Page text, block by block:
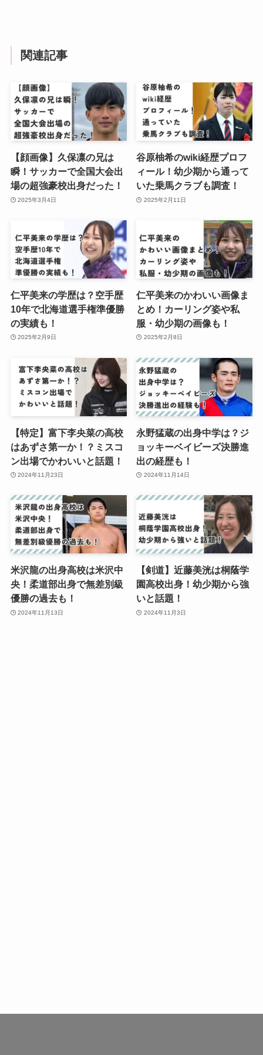
関連記事
【顔画像】久保凛の兄は
瞬！サッカーで全国大会出
場の超強豪校出身だった！
2025年3月4日
谷原柚希のwiki経歴プロフ
ィール！幼少期から通って
いた乗馬クラブも調査！
2025年2月11日
仁平美来の学歴は？空手歴
10年で北海道選手権準優勝
の実績も！
2025年2月9日
仁平美来のかわいい画像ま
とめ！カーリング姿や私
服・幼少期の画像も！
2025年2月8日
【特定】富下李央菜の高校
はあずさ第一か！？ミスコ
ン出場でかわいいと話題！
2024年11月23日
永野猛蔵の出身中学は？ジ
ョッキーベイビーズ決勝進
出の経歴も！
2024年11月14日
米沢龍の出身高校は米沢中
央！柔道部出身で無差別級
優勝の過去も！
2024年11月13日
【剣道】近藤美洸は桐蔭学
園高校出身！幼少期から強
いと話題！
2024年11月3日